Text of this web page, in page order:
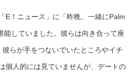
E！ニュース」に「昨晩、一緒にPalm
能していました。彼らは向き合って座
らが手をつないでいたところやイチ
個人的には見ていませんが、デートの